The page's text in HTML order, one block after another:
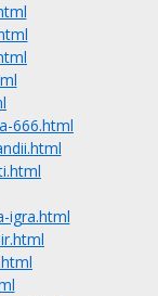
666.html
igra.html